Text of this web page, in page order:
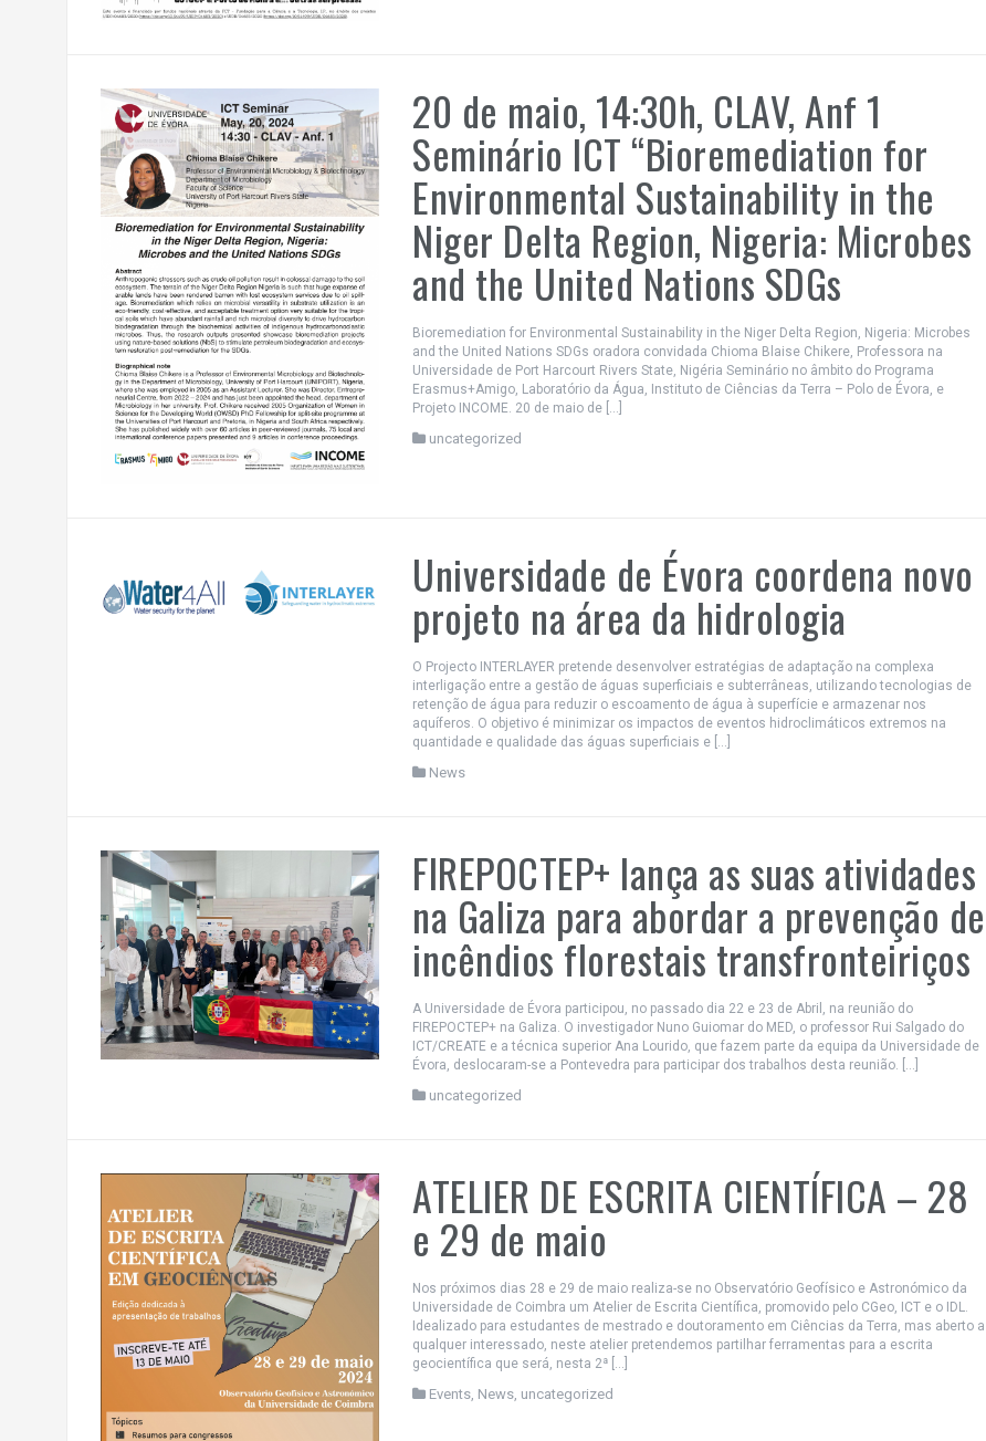
20 de maio, 14:30h, CLAV, Anf 1
Seminário ICT “Bioremediation for
Environmental Sustainability in the
Niger Delta Region, Nigeria: Microbes
and the United Nations SDGs
Bioremediation for Environmental Sustainability in the Niger Delta Region, Nigeria: Microbes
and the United Nations SDGs oradora convidada Chioma Blaise Chikere, Professora na
Universidade de Port Harcourt Rivers State, Nigéria Seminário no âmbito do Programa
Erasmus+Amigo, Laboratório da Água, Instituto de Ciências da Terra – Polo de Évora, e
Projeto INCOME. 20 de maio de […]
uncategorized
Universidade de Évora coordena novo
projeto na área da hidrologia
O Projecto INTERLAYER pretende desenvolver estratégias de adaptação na complexa
interligação entre a gestão de águas superficiais e subterrâneas, utilizando tecnologias de
retenção de água para reduzir o escoamento de água à superfície e armazenar nos
aquíferos. O objetivo é minimizar os impactos de eventos hidroclimáticos extremos na
quantidade e qualidade das águas superficiais e […]
News
FIREPOCTEP+ lança as suas atividades
na Galiza para abordar a prevenção de
incêndios florestais transfronteiriços
A Universidade de Évora participou, no passado dia 22 e 23 de Abril, na reunião do
FIREPOCTEP+ na Galiza. O investigador Nuno Guiomar do MED, o professor Rui Salgado do
ICT/CREATE e a técnica superior Ana Lourido, que fazem parte da equipa da Universidade de
Évora, deslocaram-se a Pontevedra para participar dos trabalhos desta reunião. […]
uncategorized
ATELIER DE ESCRITA CIENTÍFICA – 28
e 29 de maio
Nos próximos dias 28 e 29 de maio realiza-se no Observatório Geofísico e Astronómico da
Universidade de Coimbra um Atelier de Escrita Científica, promovido pelo CGeo, ICT e o IDL.
Idealizado para estudantes de mestrado e doutoramento em Ciências da Terra, mas aberto a
qualquer interessado, neste atelier pretendemos partilhar ferramentas para a escrita
geocientífica que será, nesta 2ª […]
Events News uncategorized